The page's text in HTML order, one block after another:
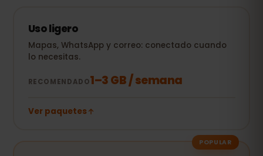
Uso ligero
Mapas, WhatsApp y correo: conectado cuando
lo necesitas.
RECOMENDADO1–3 GB / semana
Ver paquetes
POPULAR